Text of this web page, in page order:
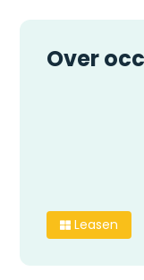
Over
 Leasen